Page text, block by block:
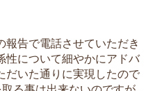
報告で電話させていただき
性について細やかにアドバ
だいた通りに実現したので